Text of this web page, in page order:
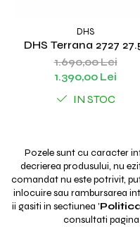
DHS
DHS Terrana 2727
1.690,00 Lei
1.390,00 Lei
IN STOC
Pozele sunt cu caracter
decrierea produsului, nu
comandat nu este potrivit,
inlocuire sau rambursarea
ii gasiti in sectiunea '
consultati pagina